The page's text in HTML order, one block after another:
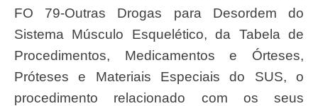
FO 79-Outras Drogas para Desordem do
Sistema Músculo Esquelético, da Tabela de
Procedimentos, Medicamentos e Órteses,
Próteses e Materiais Especiais do SUS, o
procedimento relacionado com os seus